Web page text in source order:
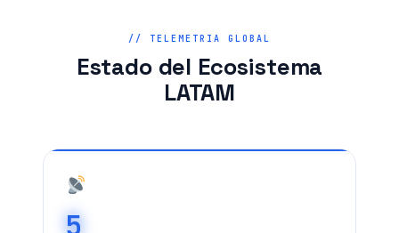
// TELEMETRIA GLOBAL
Estado del Ecosistema
LATAM
5